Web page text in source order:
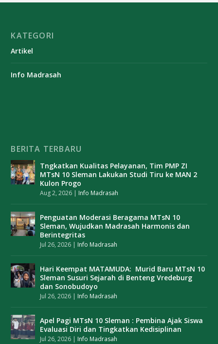
KATEGORI
Artikel
Info Madrasah
BERITA TERBARU
Tngkatkan Kualitas Pelayanan, Tim PMP ZI
MTsN 10 Sleman Lakukan Studi Tiru ke MAN 2
Kulon Progo
Aug 2, 2026 | Info Madrasah
Penguatan Moderasi Beragama MTsN 10
Sleman, Wujudkan Madrasah Harmonis dan
Berintegritas
Jul 26, 2026 | Info Madrasah
Hari Keempat MATAMUDA: Murid Baru MTsN 10
Sleman Susuri Sejarah di Benteng Vredeburg
dan Sonobudoyo
Jul 26, 2026 | Info Madrasah
Apel Pagi MTsN 10 Sleman : Pembina Ajak Siswa
Evaluasi Diri dan Tingkatkan Kedisiplinan
Jul 26, 2026 | Info Madrasah